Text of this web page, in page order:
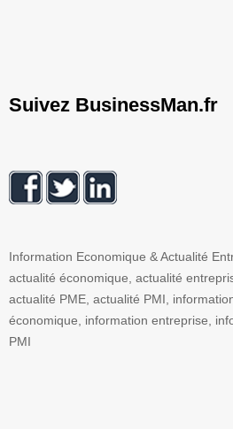
Suivez BusinessMan.fr
Information Economique & Actualité
actualité économique, actualité
actualité PME, actualité PMI,
économique, information entreprise,
PMI